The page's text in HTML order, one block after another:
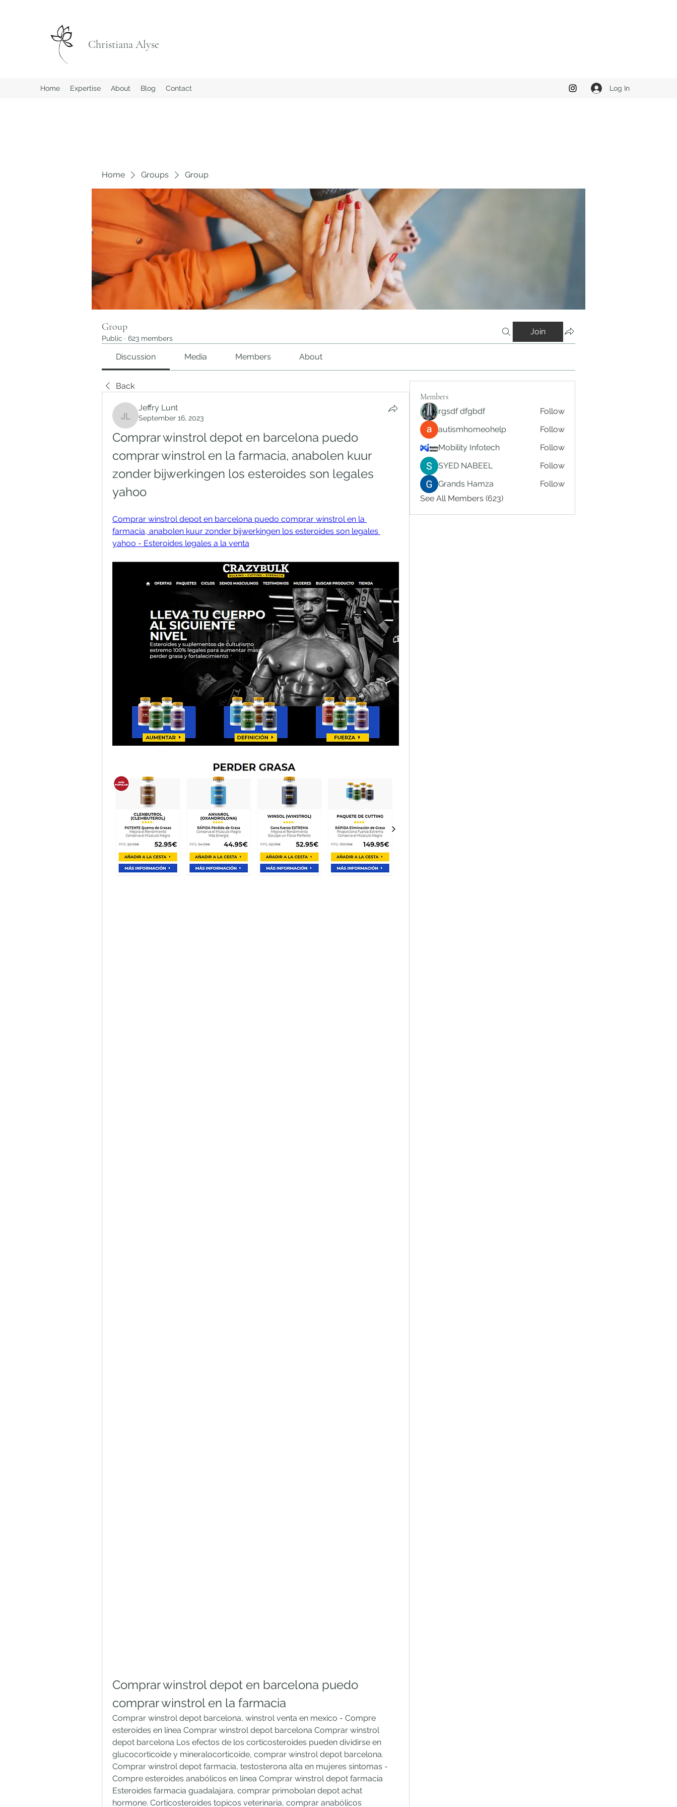
Christiana Alyse
Home Expertise About Blog Contact Log In
Home Groups Group
Group
Public · 623 members
Join
Discussion Media Members About
Back
Jeffry Lunt
Jeffry Lunt
September 16, 2023
Comprar winstrol depot en barcelona puedo
comprar winstrol en la farmacia, anabolen kuur
zonder bijwerkingen los esteroides son legales
yahoo
Comprar winstrol depot en barcelona puedo comprar winstrol en la
farmacia, anabolen kuur zonder bijwerkingen los esteroides son legales
yahoo - Esteroides legales a la venta
Comprar winstrol depot en barcelona puedo
comprar winstrol en la farmacia
Comprar winstrol depot barcelona, winstrol venta en mexico - Compre
esteroides en línea Comprar winstrol depot barcelona Comprar winstrol
depot barcelona Los efectos de los corticosteroides pueden dividirse en
glucocorticoide y mineralocorticoide, comprar winstrol depot barcelona.
Comprar winstrol depot farmacia, testosterona alta en mujeres sintomas -
Compre esteroides anabólicos en línea Comprar winstrol depot farmacia
Esteroides farmacia guadalajara, comprar primobolan depot achat
hormone. Corticosteroides topicos veterinaria, comprar anabólicos
Members
rgsdf dfgbdf
Follow
autismhomeohelp
Follow
Mobility Infotech
Follow
SYED NABEEL
Follow
Grands Hamza
Follow
See All Members (623)